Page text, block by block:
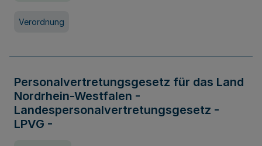
Verordnung
Personalvertretungsgesetz für das Land
Nordrhein-Westfalen -
Landespersonalvertretungsgesetz -
LPVG -